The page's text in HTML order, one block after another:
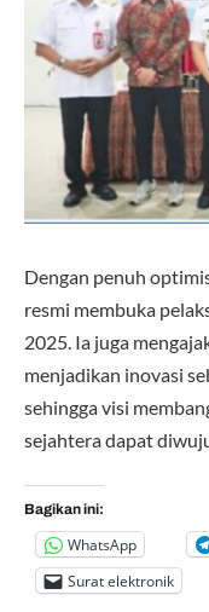
Dengan penuh
resmi membuka
2025. Ia juga
menjadikan inovasi
sehingga visi
sejahtera dapat
Bagikan ini:
WhatsApp
Surat elektronik